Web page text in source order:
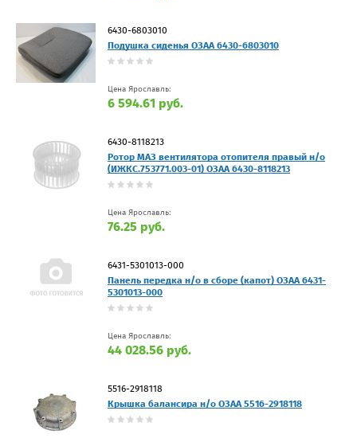
6430-6803010
Подушка сиденья ОЗАА 6430-6803010
Цена Ярославль:
6 594.61 руб.
6430-8118213
Ротор МАЗ вентилятора отопителя правый н/о
(ИЖКС.753771.003-01) ОЗАА 6430-8118213
Цена Ярославль:
76.25 руб.
6431-5301013-000
Панель передка н/о в сборе (капот) ОЗАА 6431-
5301013-000
Цена Ярославль:
44 028.56 руб.
5516-2918118
Крышка балансира н/о ОЗАА 5516-2918118